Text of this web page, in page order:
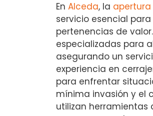
En Alceda, la
servicio esencial
pertenencias de valor.
especializadas para
asegurando un
experiencia en
para enfrentar
mínima invasión y el
utilizan herramientas